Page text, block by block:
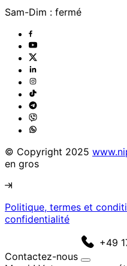
Sam-Dim : fermé
© Copyright 2025
en gros
Politique, termes et
confidentialité
+49
Contactez-nous